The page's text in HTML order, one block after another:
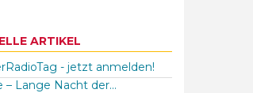
ARTIKEL
- jetzt anmelden!
– Lange Nacht der...